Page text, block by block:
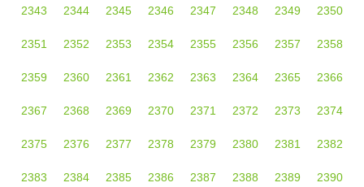
2343 2344 2345 2346 2347 2348 2349 2350
2351 2352 2353 2354 2355 2356 2357 2358
2359 2360 2361 2362 2363 2364 2365 2366
2367 2368 2369 2370 2371 2372 2373 2374
2375 2376 2377 2378 2379 2380 2381 2382
2383 2384 2385 2386 2387 2388 2389 2390